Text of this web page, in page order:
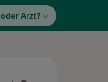
Arzt?